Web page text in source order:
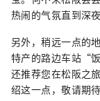
热闹的气氛直到深
另外，稍远一点的
特产的路边车站“
还推荐您在松阪之
绍这一点，敬请期待